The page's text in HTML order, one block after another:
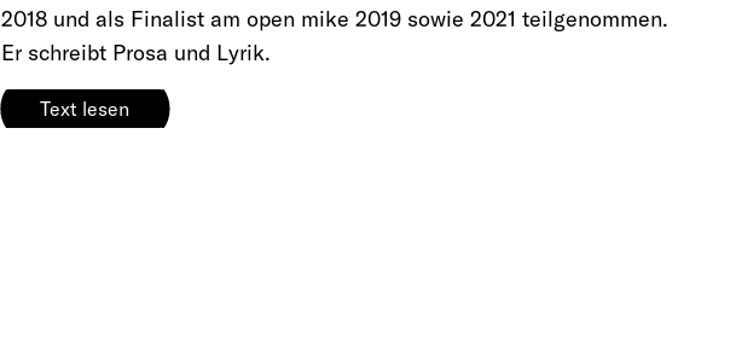
2018 und als Finalist am open mike 2019 sowie 2021 teilgenommen.
Er schreibt Prosa und Lyrik.
Text lesen